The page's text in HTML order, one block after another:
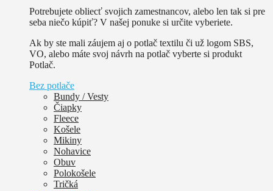
Potrebujete obliecť svojich zamestnancov, alebo len tak si pre
seba niečo kúpiť? V našej ponuke si určite vyberiete.
Ak by ste mali záujem aj o potlač textilu či už logom SBS,
VO, alebo máte svoj návrh na potlač vyberte si produkt
Potlač.
Bez potlače
Bundy / Vesty
Čiapky
Fleece
Košele
Mikiny
Nohavice
Obuv
Polokošele
Tričká